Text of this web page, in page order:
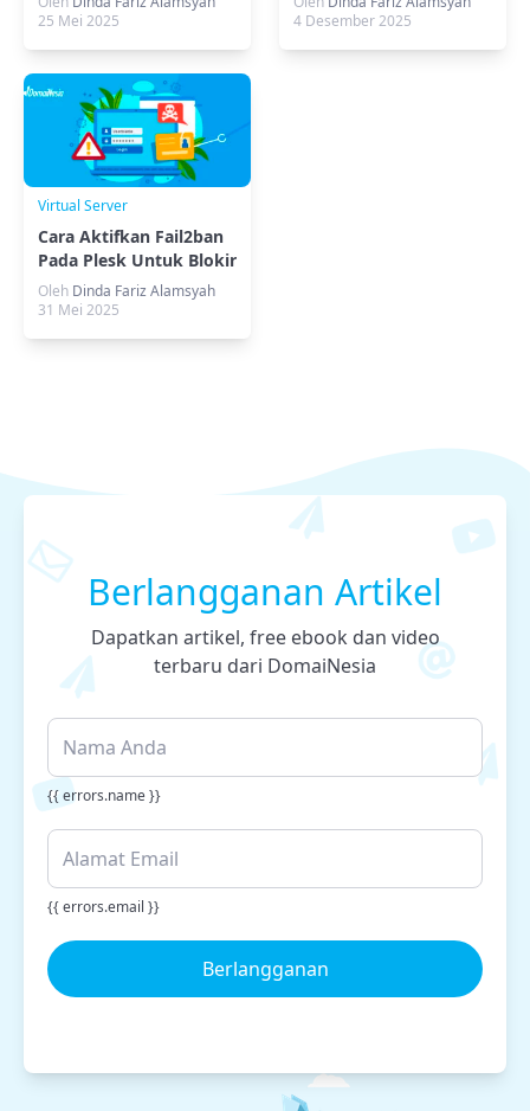
25 Mei 2025
4 Desember 2025
Virtual Server
Cara Aktifkan Fail2ban
Pada Plesk Untuk Blokir
IP di VPS
Oleh Dinda Fariz Alamsyah
31 Mei 2025
Berlangganan Artikel
Dapatkan artikel, free ebook dan video
terbaru dari DomaiNesia
{{ errors.name }}
{{ errors.email }}
Berlangganan